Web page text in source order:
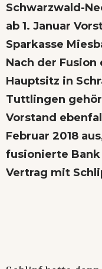
Schwarzwald-
ab 1. Januar
Sparkasse
Nach der
Hauptsitz in
Tuttlingen
Vorstand
Februar 2018
fusionierte
Vertrag mit